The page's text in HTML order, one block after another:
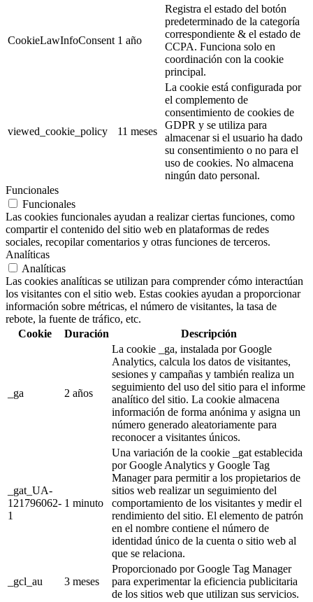
CookieLawInfoConsent 1 año
Registra el estado del botón
predeterminado de la categoría
correspondiente & el estado de
CCPA. Funciona solo en
coordinación con la cookie
principal.
viewed_cookie_policy 11 meses
La cookie está configurada por
el complemento de
consentimiento de cookies de
GDPR y se utiliza para
almacenar si el usuario ha dado
su consentimiento o no para el
uso de cookies. No almacena
ningún dato personal.
Funcionales
Funcionales
Las cookies funcionales ayudan a realizar ciertas funciones, como
compartir el contenido del sitio web en plataformas de redes
sociales, recopilar comentarios y otras funciones de terceros.
Analíticas
Analíticas
Las cookies analíticas se utilizan para comprender cómo interactúan
los visitantes con el sitio web. Estas cookies ayudan a proporcionar
información sobre métricas, el número de visitantes, la tasa de
rebote, la fuente de tráfico, etc.
Cookie
Duración Descripción
_ga 2 años
La cookie _ga, instalada por Google
Analytics, calcula los datos de visitantes,
sesiones y campañas y también realiza un
seguimiento del uso del sitio para el informe
analítico del sitio. La cookie almacena
información de forma anónima y asigna un
número generado aleatoriamente para
reconocer a visitantes únicos.
_gat_UA-
121796062-
1
1 minuto
Una variación de la cookie _gat establecida
por Google Analytics y Google Tag
Manager para permitir a los propietarios de
sitios web realizar un seguimiento del
comportamiento de los visitantes y medir el
rendimiento del sitio. El elemento de patrón
en el nombre contiene el número de
identidad único de la cuenta o sitio web al
que se relaciona.
_gcl_au 3 meses
Proporcionado por Google Tag Manager
para experimentar la eficiencia publicitaria
de los sitios web que utilizan sus servicios.